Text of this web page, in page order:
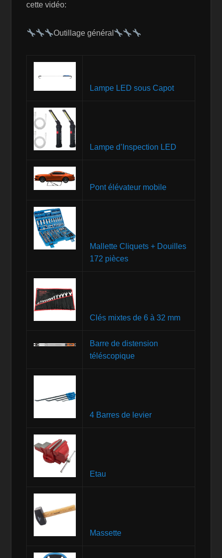
cette vidéo:
Outillage général
Lampe LED sous Capot
Lampe d’Inspection LED
Pont élévateur mobile
Mallette Cliquets + Douilles
172 pièces
Clés mixtes de 6 à 32 mm
Barre de distension
téléscopique
4 Barres de levier
Etau
Massette